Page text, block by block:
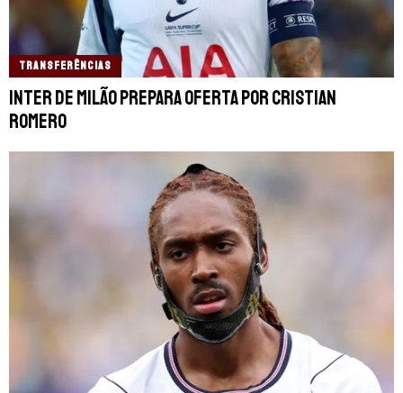
TRANSFERÊNCIAS
Inter de Milão prepara oferta por Cristian
Romero